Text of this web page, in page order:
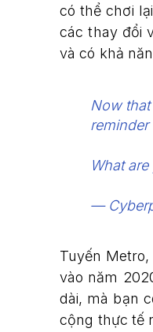
có thể chơi
các thay đổi
và có khả
Now
What
—
Tuyến
vào năm
dài, mà bạn
cộng thực tế